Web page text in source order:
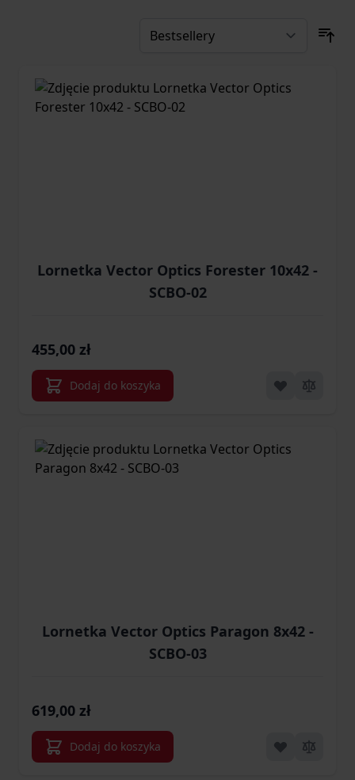
Lornetka Vector Optics Forester 10x42 -
SCBO-02
455,00 zł
Dodaj do koszyka
Lornetka Vector Optics Paragon 8x42 -
SCBO-03
619,00 zł
Dodaj do koszyka